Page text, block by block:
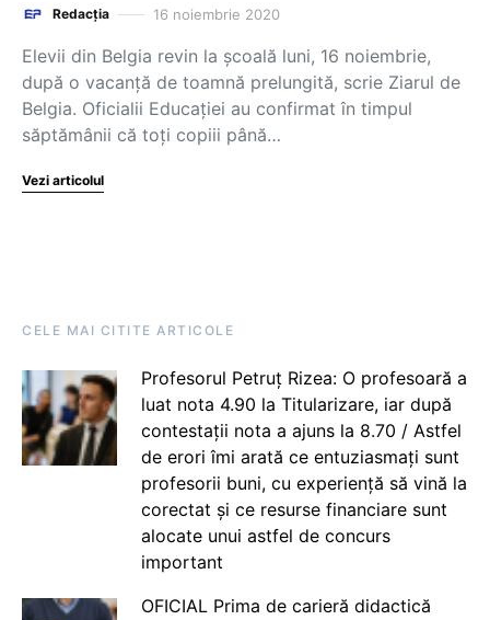
Redacția 16 noiembrie 2020
Elevii din Belgia revin la școală luni, 16 noiembrie,
după o vacanță de toamnă prelungită, scrie Ziarul de
Belgia. Oficialii Educației au confirmat în timpul
săptămânii că toți copiii până…
Vezi articolul
CELE MAI CITITE ARTICOLE
Profesorul Petruț Rizea: O profesoară a
luat nota 4.90 la Titularizare, iar după
contestații nota a ajuns la 8.70 / Astfel
de erori îmi arată ce entuziasmați sunt
profesorii buni, cu experiență să vină la
corectat și ce resurse financiare sunt
alocate unui astfel de concurs
important
OFICIAL Prima de carieră didactică